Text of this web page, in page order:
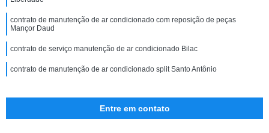
contrato de manutenção de ar condicionado com reposição de peças
Mançor Daud
contrato de serviço manutenção de ar condicionado Bilac
contrato de manutenção de ar condicionado split Santo Antônio
Entre em contato